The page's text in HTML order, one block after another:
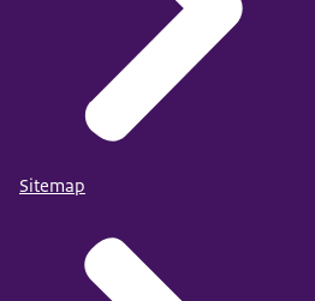
Sitemap